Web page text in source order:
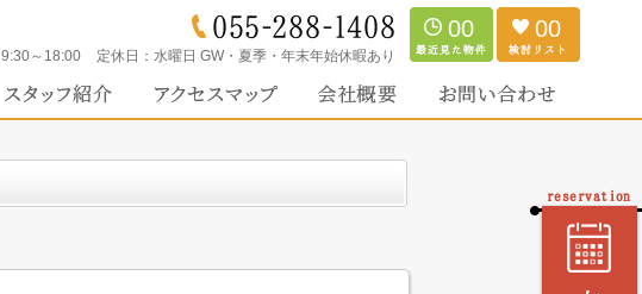
9:30～18:00 定休日： 水曜日 GW・夏季・年末年始休暇あり
00 00